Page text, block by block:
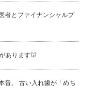
者とファイナンシャルプ
あります🦷
音。 古い入れ歯が「めち